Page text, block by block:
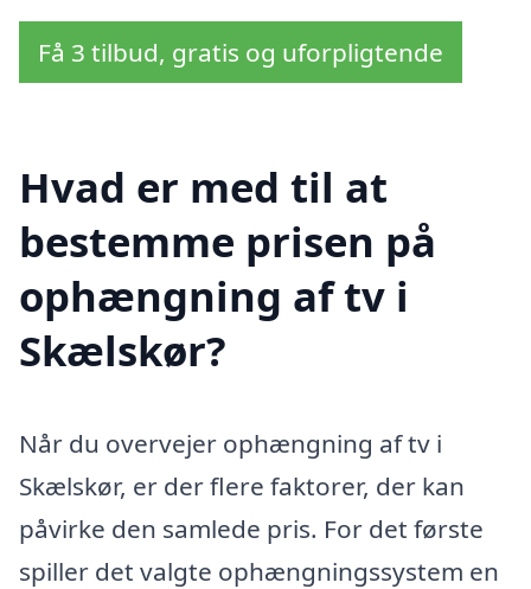
Få 3 tilbud, gratis og uforpligtende
Hvad er med til at
bestemme prisen på
ophængning af tv i
Skælskør?
Når du overvejer ophængning af tv i
Skælskør, er der flere faktorer, der kan
påvirke den samlede pris. For det første
spiller det valgte ophængningssystem en